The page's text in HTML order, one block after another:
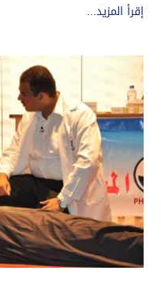
إقرأ المزيد...